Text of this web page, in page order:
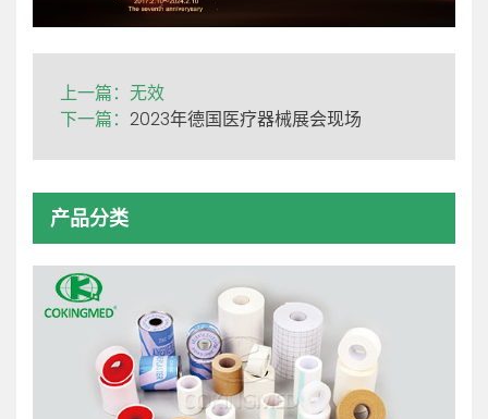
上一篇： 无效
下一篇： 2023年德国医疗器械展会现场
产品分类